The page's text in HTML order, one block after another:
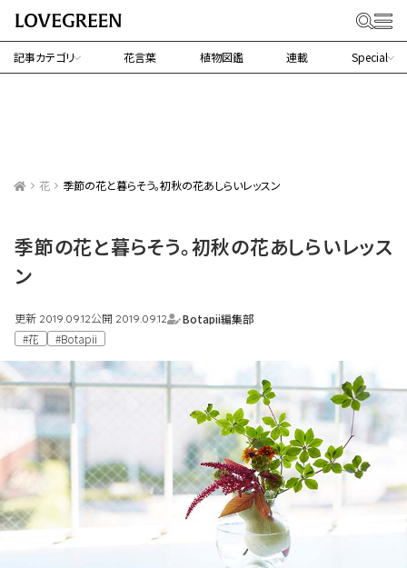
記事カテゴリ 花言葉 植物図鑑 連載 Special
花 季節の花と暮らそう。初秋の花あしらいレッスン
季節の花と暮らそう。初秋の花あしらいレッス
ン
更新 2019.09.12公開 2019.09.12
Botapii編集部
#花
#Botapii